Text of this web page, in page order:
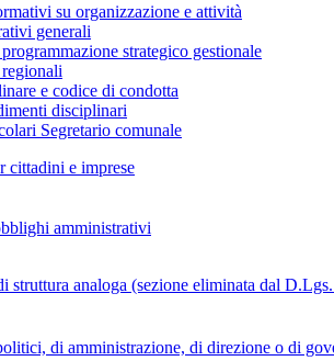
su organizzazione e attività
generali
strategico gestionale
e codice di condotta
disciplinari
Segretario comunale
cittadini e imprese
amministrativi
struttura analoga (sezione eliminata dal
di amministrazione, di direzione o di